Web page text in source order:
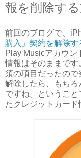
報を削除す
前回のブログで、
購入」契約を解除す
Play Musicアカウン
情報はそのままで
須の項目だったの
解除したら、もち
ですね。というこ
たクレジットカード